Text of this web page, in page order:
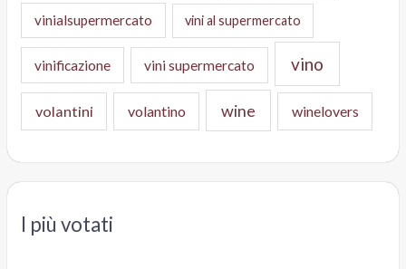
vinialsupermercato vini al supermercato
vinificazione vini supermercato vino
volantini volantino wine winelovers
I più votati